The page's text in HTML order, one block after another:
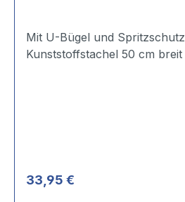
Mit U-Bügel und Spritzschutz 21 mm
Regulärer Preis:
33,95 €